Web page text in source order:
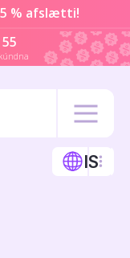
% afslætti!
54
IS